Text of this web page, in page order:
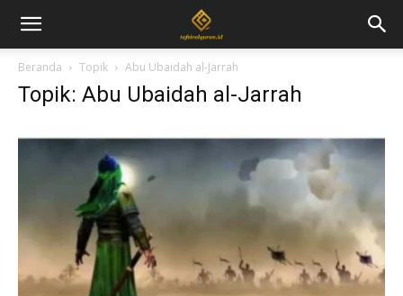
Beranda Topik Abu Ubaidah al-Jarrah
Topik: Abu Ubaidah al-Jarrah